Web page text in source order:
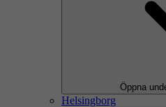
Öppna
Helsingborg